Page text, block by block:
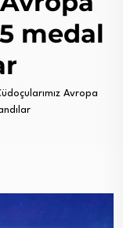
medal
Avropa